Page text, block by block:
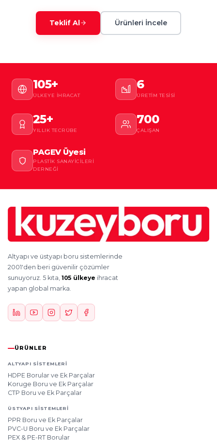
Teklif Al Ürünleri İncele
105+
ÜLKEYE İHRACAT
6
ÜRETIM TESISI
25+
YILLIK TECRÜBE
700
ÇALIŞAN
PAGEV Üyesi
PLASTIK SANAYICILERI
DERNEĞI
Altyapı ve üstyapı boru sistemlerinde
2001'den beri güvenilir çözümler
sunuyoruz. 5 kıta, 105 ülkeye ihracat
yapan global marka.
ÜRÜNLER
ALTYAPI SISTEMLERI
HDPE Borular ve Ek Parçalar
Koruge Boru ve Ek Parçalar
CTP Boru ve Ek Parçalar
ÜSTYAPI SISTEMLERI
PPR Boru ve Ek Parçalar
PVC-U Boru ve Ek Parçalar
PEX & PE-RT Borular